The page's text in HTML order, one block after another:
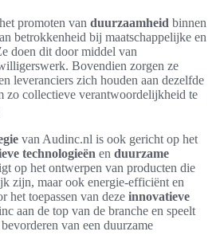
promoten van duurzaamheid binnen
betrokkenheid bij maatschappelijke en
doen dit door middel van
Bovendien zorgen ze
leveranciers zich houden aan dezelfde
zo collectieve verantwoordelijkheid te
van Audinc.nl is ook gericht op het
technologieën en duurzame
op het ontwerpen van producten die
zijn, maar ook energie-efficiënt en
het toepassen van deze innovatieve
aan de top van de branche en speelt
van een duurzame